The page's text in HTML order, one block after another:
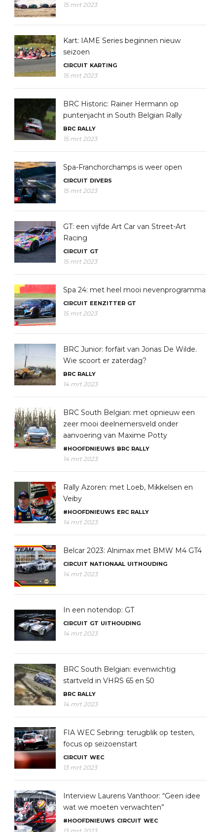
15 mrt 2023
Kart: IAME Series beginnen nieuw
seizoen
CIRCUIT KARTING
15 mrt 2023
BRC Historic: Rainer Hermann op
puntenjacht in South Belgian Rally
BRC RALLY
15 mrt 2023
Spa-Franchorchamps is weer open
CIRCUIT DIVERS
15 mrt 2023
GT: een vijfde Art Car van Street-Art
Racing
CIRCUIT GT
15 mrt 2023
Spa 24: met heel mooi nevenprogramma
CIRCUIT EENZITTER GT
15 mrt 2023
BRC Junior: forfait van Jonas De Wilde.
Wie scoort er zaterdag?
BRC RALLY
14 mrt 2023
BRC South Belgian: met opnieuw een
zeer mooi deelnemersveld onder
aanvoering van Maxime Potty
#HOOFDNIEUWS BRC RALLY
14 mrt 2023
Rally Azoren: met Loeb, Mikkelsen en
Veiby
#HOOFDNIEUWS ERC RALLY
14 mrt 2023
Belcar 2023: Alnimax met BMW M4 GT4
CIRCUIT NATIONAAL UITHOUDING
14 mrt 2023
In een notendop: GT
CIRCUIT GT UITHOUDING
14 mrt 2023
BRC South Belgian: evenwichtig
startveld in VHRS 65 en 50
BRC RALLY
14 mrt 2023
FIA WEC Sebring: terugblik op testen,
focus op seizoenstart
CIRCUIT WEC
13 mrt 2023
Interview Laurens Vanthoor: “Geen idee
wat we moeten verwachten”
#HOOFDNIEUWS CIRCUIT WEC